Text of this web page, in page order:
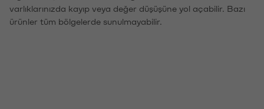
varlıklarınızda kayıp veya değer düşüşüne yol açabilir. Bazı
ürünler tüm bölgelerde sunulmayabilir.